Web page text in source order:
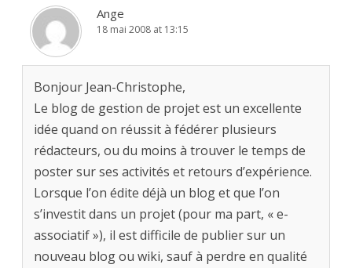
Ange
18 mai 2008 at 13:15
Bonjour Jean-Christophe,
Le blog de gestion de projet est un excellente
idée quand on réussit à fédérer plusieurs
rédacteurs, ou du moins à trouver le temps de
poster sur ses activités et retours d’expérience.
Lorsque l’on édite déjà un blog et que l’on
s’investit dans un projet (pour ma part, « e-
associatif »), il est difficile de publier sur un
nouveau blog ou wiki, sauf à perdre en qualité